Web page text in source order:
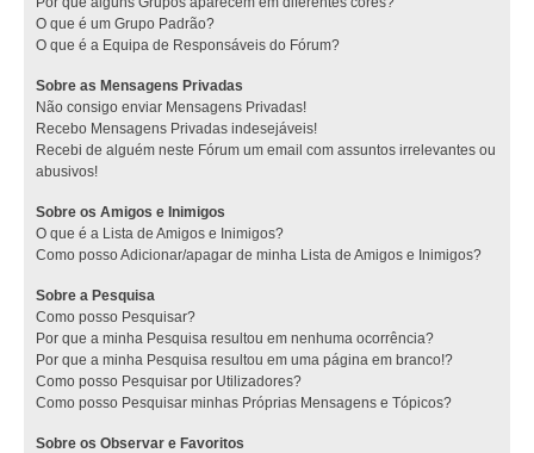
O que é um Grupo Padrão?
O que é a Equipa de Responsáveis do Fórum?
Sobre as Mensagens Privadas
Não consigo enviar Mensagens Privadas!
Recebo Mensagens Privadas indesejáveis!
Recebi de alguém neste Fórum um email com assuntos irrelevantes ou
abusivos!
Sobre os Amigos e Inimigos
O que é a Lista de Amigos e Inimigos?
Como posso Adicionar/apagar de minha Lista de Amigos e Inimigos?
Sobre a Pesquisa
Como posso Pesquisar?
Por que a minha Pesquisa resultou em nenhuma ocorrência?
Por que a minha Pesquisa resultou em uma página em branco!?
Como posso Pesquisar por Utilizadores?
Como posso Pesquisar minhas Próprias Mensagens e Tópicos?
Sobre os Observar e Favoritos